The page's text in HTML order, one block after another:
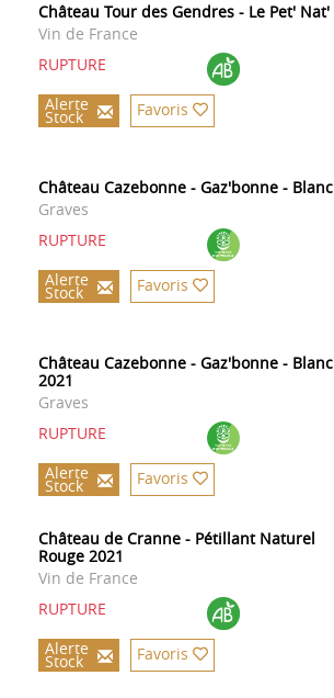
Château Tour des Gendres - Le Pet' Nat'
Vin de France
RUPTURE
Alerte
Stock Favoris
Château Cazebonne - Gaz'bonne - Blanc
Graves
RUPTURE
Alerte
Stock Favoris
Château Cazebonne - Gaz'bonne - Blanc
2021
Graves
RUPTURE
Alerte
Stock Favoris
Château de Cranne - Pétillant Naturel
Rouge 2021
Vin de France
RUPTURE
Alerte
Stock Favoris